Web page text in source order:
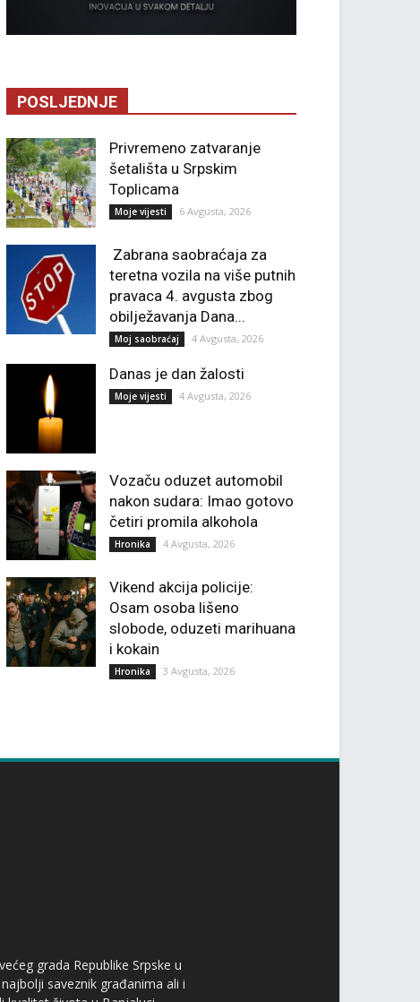
POSLJEDNJE
Privremeno zatvaranje
šetališta u Srpskim
Toplicama
Moje vijesti 6 Avgusta, 2026
Zabrana saobraćaja za
teretna vozila na više putnih
pravaca 4. avgusta zbog
obilježavanja Dana...
Moj saobraćaj 4 Avgusta, 2026
Danas je dan žalosti
Moje vijesti 4 Avgusta, 2026
Vozaču oduzet automobil
nakon sudara: Imao gotovo
četiri promila alkohola
Hronika 4 Avgusta, 2026
Vikend akcija policije:
Osam osoba lišeno
slobode, oduzeti marihuana
i kokain
Hronika 3 Avgusta, 2026
grada Republike Srpske u
saveznik građanima ali i